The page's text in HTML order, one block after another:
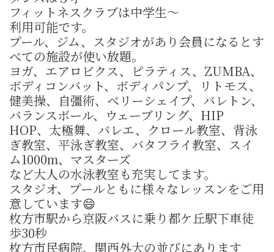
フィットネスクラブは中学生〜
利用可能です。
プール、ジム、スタジオがあり会員になるとす
べての施設が使い放題。
ヨガ、エアロビクス、ピラティス、ZUMBA、
ボディコンバット、ボディパンプ、リトモス、
健美操、自彊術、ベリーシェイプ、バレトン、
バランスボール、ウェーブリング、HIP
HOP、太極舞、バレエ、クロール教室、背泳
ぎ教室、平泳ぎ教室、バタフライ教室、スイ
ム1000m、マスターズ
など大人の水泳教室も充実してます。
スタジオ、プールともに様々なレッスンをご用
意しています😄
枚方市駅から京阪バスに乗り都ケ丘駅下車徒
歩30秒
枚方市民病院、関西外大の並びにあります